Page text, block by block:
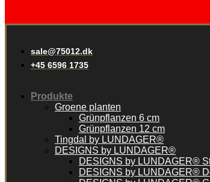
sale@75012.dk
+45 6596 1735
Produkte
Groene planten
Grünpflanzen 6 cm
Grünpflanzen 12 cm
Tingdal by LUNDAGER®
DESIGNS by LUNDAGER®
DESIGNS by LUNDAGER®
DESIGNS by LUNDAGER®